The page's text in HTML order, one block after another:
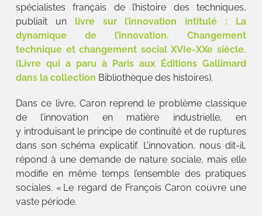
spécialistes français de l’histoire des techniques,
publiait un livre sur l’innovation intitulé : La
dynamique de l’innovation. Changement
technique et changement social XVIe-XXe siècle.
(Livre qui a paru à Paris aux Éditions Gallimard
dans la collection Bibliothèque des histoires).
Dans ce livre, Caron reprend le problème classique
de l’innovation en matière industrielle, en
y introduisant le principe de continuité et de ruptures
dans son schéma explicatif. L’innovation, nous dit-il,
répond à une demande de nature sociale, mais elle
modifie en même temps l’ensemble des pratiques
sociales. « Le regard de François Caron couvre une
vaste période.